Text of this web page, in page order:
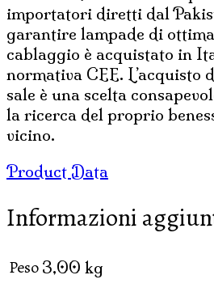
importatori diretti dal
garantire lampade di
cablaggio è acquistato in
normativa CEE. L’acquisto
sale è una scelta
la ricerca del proprio
vicino.
Product Data
Informazioni
Peso 3,00 kg